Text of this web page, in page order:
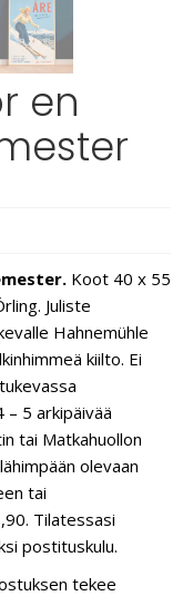
en
Koot 40 x 55
Juliste
Hahnemühle
kiilto. Ei
5 arkipäivää
tai Matkahuollon
olevaan
tai
Tilatessasi
postituskulu.
tekee